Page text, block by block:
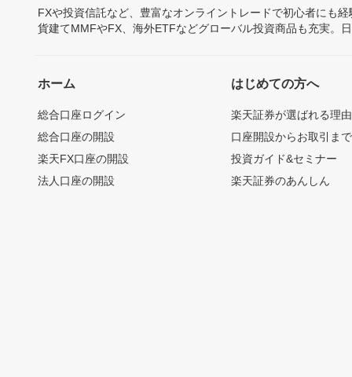
FXや投資信託など、豊富なオンライントレードで初心者にも
貨建てMMFやFX、海外ETFなどグローバル投資商品も充実。
ホーム
総合口座ログイン
総合口座の開設
楽天FX口座の開設
法人口座の開設
はじめての方へ
楽天証券が選ばれる理由
口座開設からお取引ま
投資ガイド&セミナー
楽天証券のあんしん